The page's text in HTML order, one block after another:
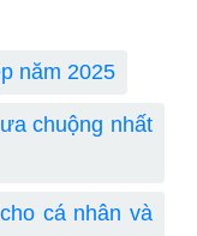
năm 2025
chuộng nhất
cá nhân và